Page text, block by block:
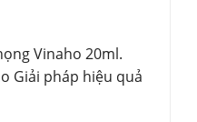
Vinaho 20ml.
Giải pháp hiệu quả